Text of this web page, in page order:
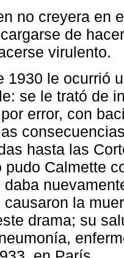
no creyera en
de
virulento.
1930 le ocurrió
se le trató de
error, con
hasta las
pudo Calmette
la
drama; su